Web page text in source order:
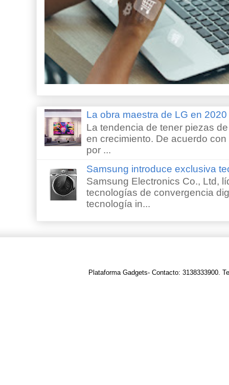
La obra maestra de LG en
La tendencia de tener piezas
en crecimiento. De acuerdo
por ...
Samsung introduce exclusiva
Samsung Electronics Co., Ltd,
tecnologías de convergencia
tecnología in...
Plataforma Gadgets- Contacto: 3138333900.